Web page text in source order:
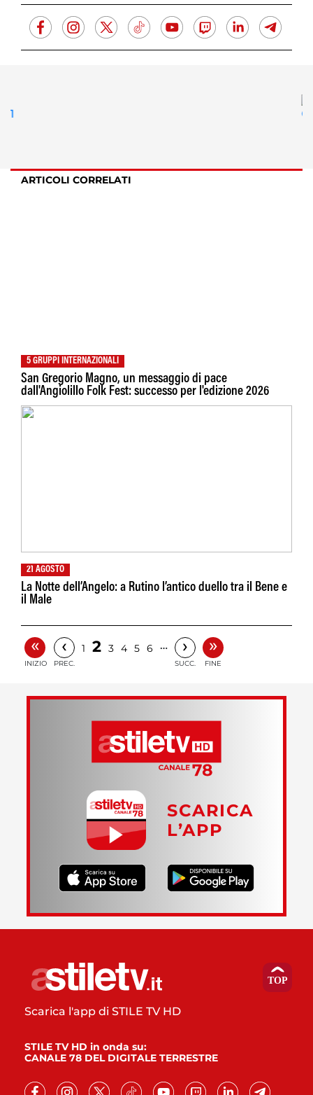
ARTICOLI CORRELATI
5 GRUPPI INTERNAZIONALI
San Gregorio Magno, un messaggio di pace
dall'Angiolillo Folk Fest: successo per l'edizione 2026
21 AGOSTO
La Notte dell’Angelo: a Rutino l’antico duello tra il Bene e
il Male
«
INIZIO
‹
PREC.
1 2 3 4 5 6 … ›
SUCC.
»
FINE
SCARICA
L’APP
Scarica l'app di STILE TV HD
STILE TV HD in onda su:
CANALE 78 DEL DIGITALE TERRESTRE